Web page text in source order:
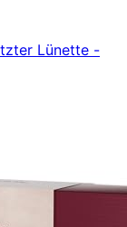
Lünette -